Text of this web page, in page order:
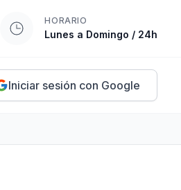
HORARIO
Lunes a Domingo / 24h
Iniciar sesión con Google